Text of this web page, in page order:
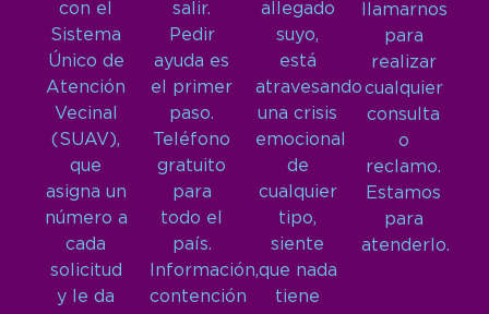
con el
Sistema
Único de
Atención
Vecinal
(SUAV),
que
asigna un
número a
cada
solicitud
y le da
salir.
Pedir
ayuda es
el primer
paso.
Teléfono
gratuito
para
todo el
país.
Información,
contención
allegado
suyo,
está
atravesando
una crisis
emocional
de
cualquier
tipo,
siente
que nada
tiene
llamarnos
para
realizar
cualquier
consulta
o
reclamo.
Estamos
para
atenderlo.